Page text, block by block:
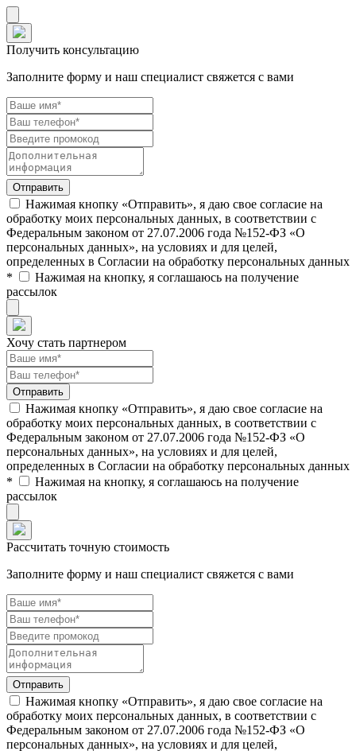
Получить консультацию
Заполните форму и наш специалист свяжется с вами
Нажимая кнопку «Отправить», я даю свое согласие на
обработку моих персональных данных, в соответствии с
Федеральным законом от 27.07.2006 года №152-ФЗ «О
персональных данных», на условиях и для целей,
определенных в Согласии на обработку персональных данных
*
Нажимая на кнопку, я соглашаюсь на получение
рассылок
Хочу стать партнером
Нажимая кнопку «Отправить», я даю свое согласие на
обработку моих персональных данных, в соответствии с
Федеральным законом от 27.07.2006 года №152-ФЗ «О
персональных данных», на условиях и для целей,
определенных в Согласии на обработку персональных данных
*
Нажимая на кнопку, я соглашаюсь на получение
рассылок
Рассчитать точную стоимость
Заполните форму и наш специалист свяжется с вами
Нажимая кнопку «Отправить», я даю свое согласие на
обработку моих персональных данных, в соответствии с
Федеральным законом от 27.07.2006 года №152-ФЗ «О
персональных данных», на условиях и для целей,